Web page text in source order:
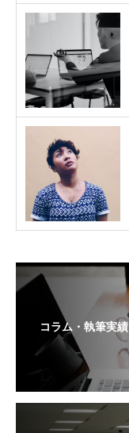
コラム・執筆実績